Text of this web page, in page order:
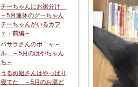
チーちゃんにお裾分け
～5月連休のグーちゃん
チーちゃんがいるカフ
ェ・前編～
バサラさんのボニャ～
ル ～5月のはやちゃん
ち～
うるめ姐さんはやっぱり
寝てた ～5月のお湯ど